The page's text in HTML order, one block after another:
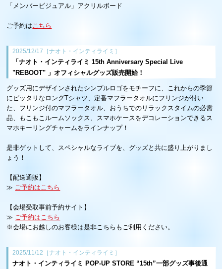
「メンバービジュアル」アクリルボード
ご予約はこちら
2025/12/17［ナオト・インティライミ］
「ナオト・インティライミ 15th Anniversary Special Live
"REBOOT" 」オフィシャルグッズ販売開始！
グッズ用にデザインされたシンプルロゴをモチーフに、これからの季節
にピッタリなロングTシャツ、定番マフラータオルにフリンジが付い
た、フリンジ付のマフラータオル、おうちでのリラックスタイムの必需
品、もこもこルームソックス、スマホケースをデコレーションできるス
マホキーリングチャームをラインナップ！
是非ゲットして、スペシャルなライブを、グッズと共に盛り上がりまし
ょう！
【配送通販】
≫ご予約はこちら
【会場受取事前予約サイト】
≫ご予約はこちら
※会場にお越しのお客様は是非こちらもご利用ください。
2025/11/12［ナオト・インティライミ］
ナオト・インティライミ POP-UP STORE “15th”一部グッズ事後通